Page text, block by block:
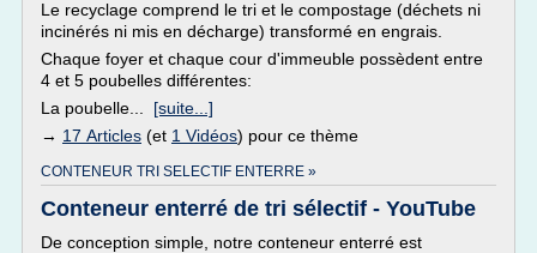
Le recyclage comprend le tri et le compostage (déchets ni
incinérés ni mis en décharge) transformé en engrais.
Chaque foyer et chaque cour d'immeuble possèdent entre
4 et 5 poubelles différentes:
La poubelle... [suite...]
→ 17 Articles (et 1 Vidéos) pour ce thème
CONTENEUR TRI SELECTIF ENTERRE »
Conteneur enterré de tri sélectif - YouTube
De conception simple, notre conteneur enterré est